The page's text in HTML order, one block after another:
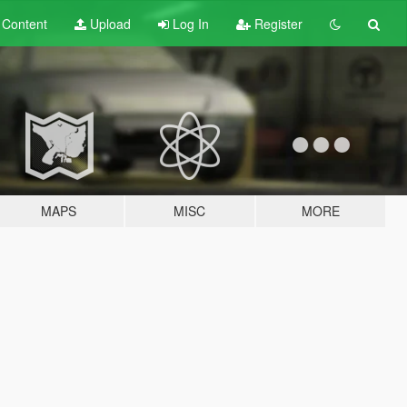
Content Upload Log In Register
MAPS MISC MORE